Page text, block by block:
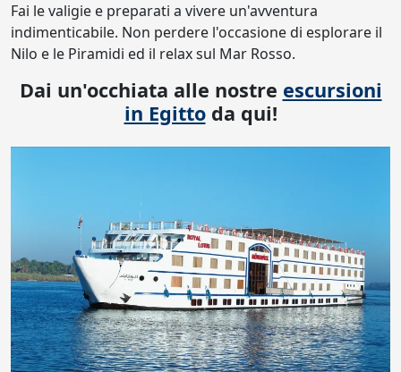
Fai le valigie e preparati a vivere un'avventura
indimenticabile. Non perdere l'occasione di esplorare il
Nilo e le Piramidi ed il relax sul Mar Rosso.
Dai un'occhiata alle nostre escursioni
in Egittoda qui!